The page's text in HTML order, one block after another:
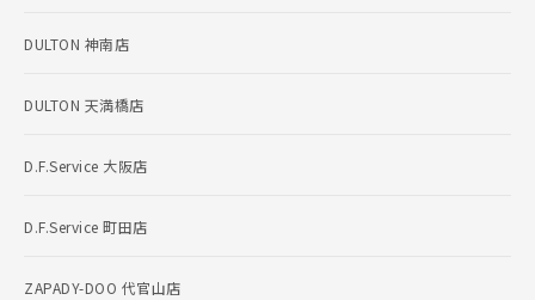
DULTON 神南店
DULTON 天満橋店
D.F.Service 大阪店
D.F.Service 町田店
ZAPADY-DOO 代官山店